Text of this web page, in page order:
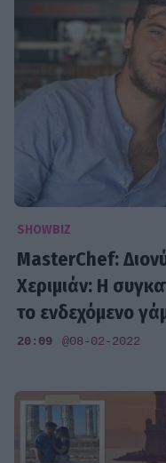
SHOWBIZ
MasterChef:
Χεριμιάν: Η
το ενδεχόμενο
20:09 @08-02-2022